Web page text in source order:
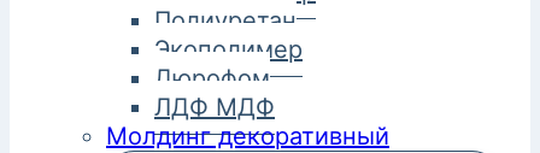
Полиуретан
Экополимер
Дюрофом
ЛДФ МДФ
Молдинг декоративный